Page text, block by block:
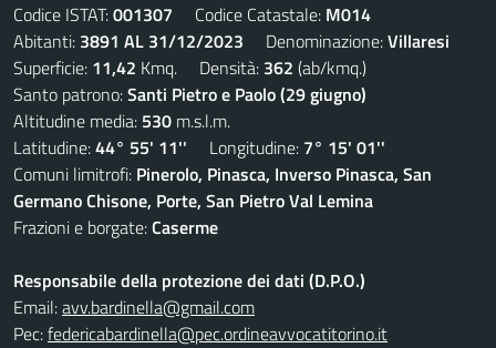
Codice ISTAT:001307 Codice Catastale: M014
Abitanti: 3891 AL 31/12/2023 Denominazione:Villaresi
Superficie: 11,42 Kmq. Densità: 362 (ab/kmq.)
Santo patrono:Santi Pietro e Paolo (29 giugno)
Altitudine media: 530 m.s.l.m.
Latitudine:44° 55' 11'' Longitudine: 7° 15' 01''
Comuni limitrofi: Pinerolo, Pinasca, Inverso Pinasca, San
Germano Chisone, Porte, San Pietro Val Lemina
Frazioni e borgate:Caserme
Responsabile della protezione dei dati (D.P.O.)
Email:avv.bardinella@gmail.com
Pec:federicabardinella@pec.ordineavvocatitorino.it